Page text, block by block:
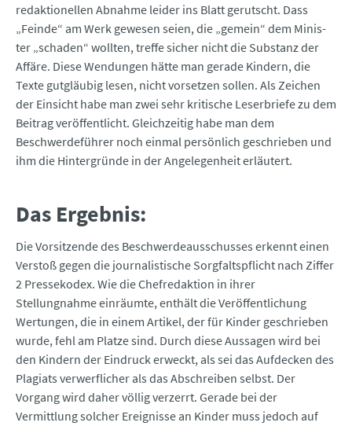
redaktionellen Abnahme leider ins Blatt gerutscht. Dass
„Feinde“ am Werk gewesen seien, die „gemein“ dem Minis­
ter „schaden“ wollten, treffe sicher nicht die Substanz der
Affäre. Diese Wendungen hätte man gerade Kindern, die
Texte gutgläubig lesen, nicht vorsetzen sollen. Als Zeichen
der Einsicht habe man zwei sehr kritische Leserbriefe zu dem
Beitrag veröffentlicht. Gleichzeitig habe man dem
Beschwerdeführer noch einmal persönlich geschrieben und
ihm die Hintergründe in der Angelegenheit erläutert.
Das Ergebnis:
Die Vorsitzende des Beschwerdeausschusses erkennt einen
Verstoß gegen die journalistische Sorgfaltspflicht nach Ziffer
2 Pressekodex. Wie die Chefredaktion in ihrer
Stellungnahme einräumte, enthält die Veröffentlichung
Wertungen, die in einem Artikel, der für Kinder geschrieben
wurde, fehl am Platze sind. Durch diese Aussagen wird bei
den Kindern der Eindruck erweckt, als sei das Aufdecken des
Plagiats verwerflicher als das Abschreiben selbst. Der
Vorgang wird daher völlig verzerrt. Gerade bei der
Vermittlung solcher Ereignisse an Kinder muss jedoch auf